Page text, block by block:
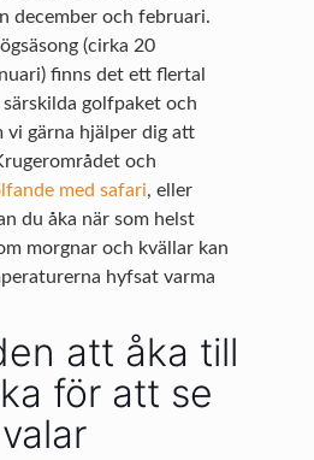
december och februari.
(cirka 20
finns det ett flertal
golfpaket och
vi gärna hjälper dig att
och
med safari, eller
du åka när som helst
morgnar och kvällar kan
hyfsat varma
att åka till
för att se
valar